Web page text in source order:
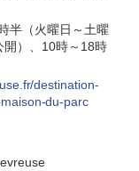
半（火曜日～土曜
開）、10時～18時
destination-
du-parc